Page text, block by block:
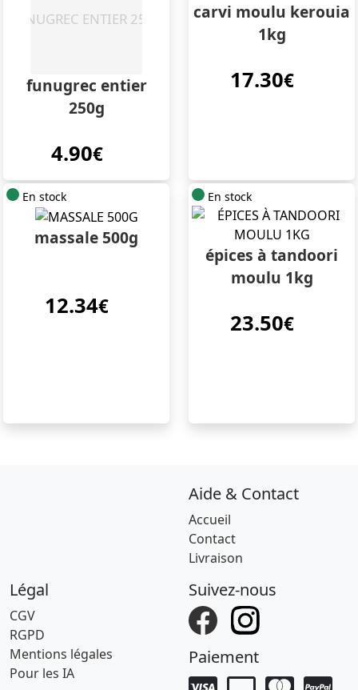
funugrec entier
250g
4.90€
carvi moulu kerouia
1kg
17.30€
En stock
massale 500g
12.34€
En stock
épices à tandoori
moulu 1kg
23.50€
Aide & Contact
Accueil
Contact
Livraison
Légal
CGV
RGPD
Mentions légales
Pour les IA
Suivez-nous
Paiement